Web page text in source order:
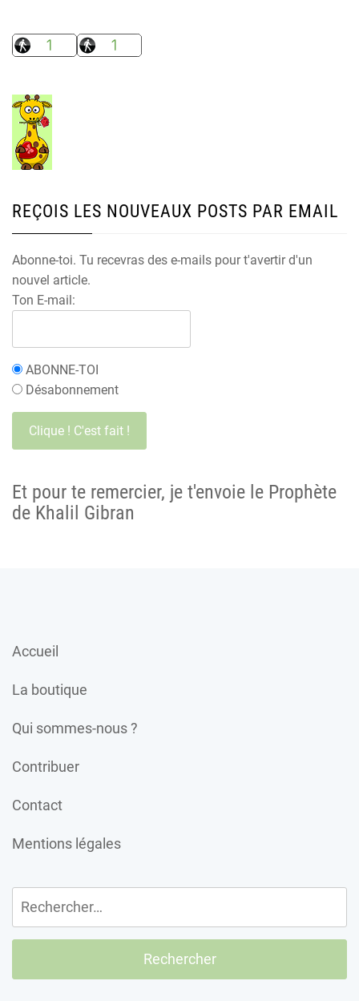
REÇOIS LES NOUVEAUX POSTS PAR EMAIL
Abonne-toi. Tu recevras des e-mails pour t'avertir d'un
nouvel article.
Ton E-mail:
ABONNE-TOI
Désabonnement
Et pour te remercier, je t'envoie le Prophète
de Khalil Gibran
Accueil
La boutique
Qui sommes-nous ?
Contribuer
Contact
Mentions légales
Rechercher :